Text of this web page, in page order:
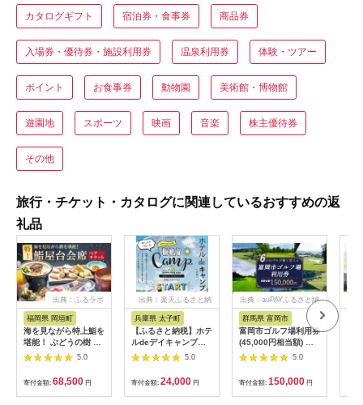
カタログギフト 宿泊券・食事券 商品券
入場券・優待券・施設利用券 温泉利用券 体験・ツアー
ポイント お食事券 動物園 美術館・博物館
遊園地 スポーツ 映画 音楽 株主優待券
その他
旅行・チケット・カタログに関連しているおすすめの返
礼品
出典：ふるラボ
福岡県 岡垣町
海を見ながら特上鮨を
堪能！ ぶどうの樹 鮨
屋台ペア お食事券 海
鮮 海 屋台 食事 ペア
福岡県 岡垣町
5.0
寄付金額: 68,500 円
出典：楽天ふるさと納
兵庫県 太子町
【ふるさと納税】ホテ
ルdeデイキャンプ体
験チケット
【1364991】
5.0
寄付金額: 24,000 円
出典：auPAYふるさと納
群馬県 富岡市
富岡市ゴルフ場利用券
(45,000円相当額) ゴ
ルフ チケット 平日 土
日 祝日 プレー券 関東
群馬県 首都圏 F20E-
382
5.0
寄付金額: 150,000 円